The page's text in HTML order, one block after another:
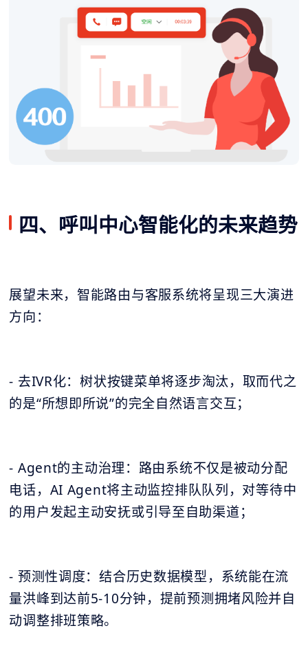
四、呼叫中心智能化的未来趋势
展望未来，智能路由与客服系统将呈现三大演进
方向：
- 去IVR化：树状按键菜单将逐步淘汰，取而代之
的是“所想即所说”的完全自然语言交互；
- Agent的主动治理：路由系统不仅是被动分配
电话，AI Agent将主动监控排队队列，对等待中
的用户发起主动安抚或引导至自助渠道；
- 预测性调度：结合历史数据模型，系统能在流
量洪峰到达前5-10分钟，提前预测拥堵风险并自
动调整排班策略。